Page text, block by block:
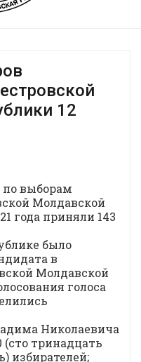
12
по выборам
Молдавской
года приняли 143
было
в
Молдавской
голоса
Николаевича
(сто тринадцать
избирателей;